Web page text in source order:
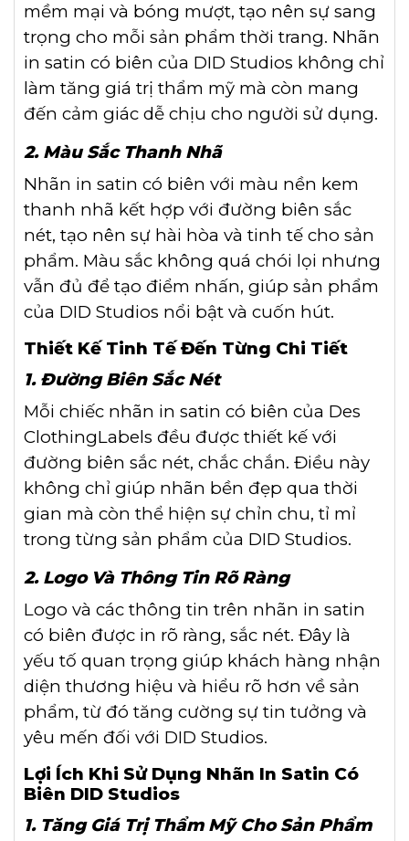
mềm mại và bóng mượt, tạo nên sự sang
trọng cho mỗi sản phẩm thời trang. Nhãn
in satin có biên của DID Studios không chỉ
làm tăng giá trị thẩm mỹ mà còn mang
đến cảm giác dễ chịu cho người sử dụng.
2. Màu Sắc Thanh Nhã
Nhãn in satin có biên với màu nền kem
thanh nhã kết hợp với đường biên sắc
nét, tạo nên sự hài hòa và tinh tế cho sản
phẩm. Màu sắc không quá chói lọi nhưng
vẫn đủ để tạo điểm nhấn, giúp sản phẩm
của DID Studios nổi bật và cuốn hút.
Thiết Kế Tinh Tế Đến Từng Chi Tiết
1. Đường Biên Sắc Nét
Mỗi chiếc nhãn in satin có biên của Des
ClothingLabels đều được thiết kế với
đường biên sắc nét, chắc chắn. Điều này
không chỉ giúp nhãn bền đẹp qua thời
gian mà còn thể hiện sự chỉn chu, tỉ mỉ
trong từng sản phẩm của DID Studios.
2. Logo Và Thông Tin Rõ Ràng
Logo và các thông tin trên nhãn in satin
có biên được in rõ ràng, sắc nét. Đây là
yếu tố quan trọng giúp khách hàng nhận
diện thương hiệu và hiểu rõ hơn về sản
phẩm, từ đó tăng cường sự tin tưởng và
yêu mến đối với DID Studios.
Lợi Ích Khi Sử Dụng Nhãn In Satin Có
Biên DID Studios
1. Tăng Giá Trị Thẩm Mỹ Cho Sản Phẩm